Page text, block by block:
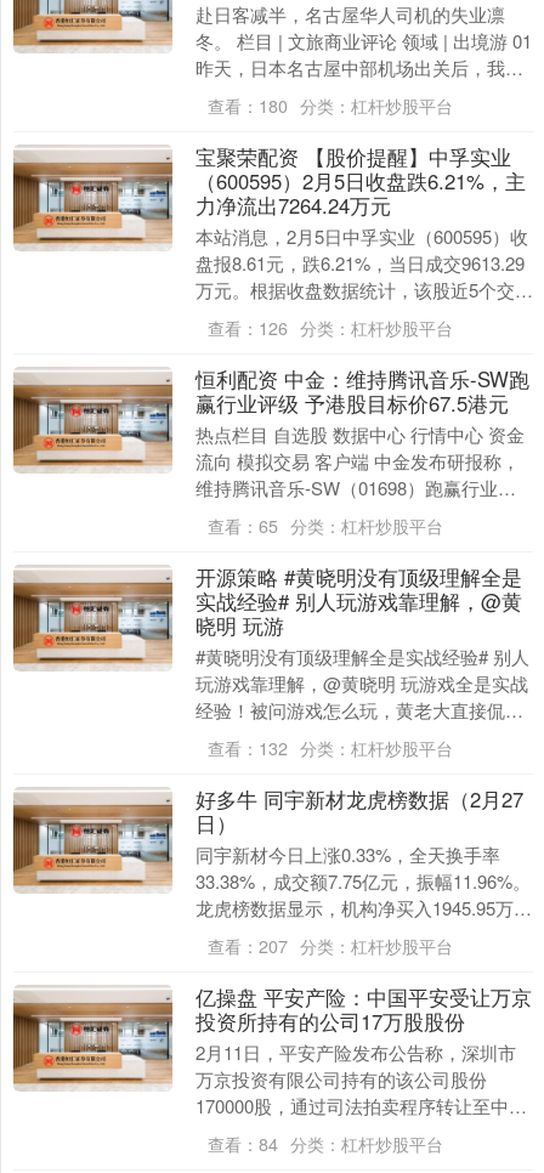
赴日客减半，名古屋华人司机的失业凛
冬。 栏目 | 文旅商业评论 领域 | 出境游 01
昨天，日本名古屋中部机场出关后，我在
接机人群里扫了好几圈，才认出司机林
桑。....
查看： 180 分类： 杠杆炒股平台
宝聚荣配资 【股价提醒】中孚实业
（600595）2月5日收盘跌6.21%，主
力净流出7264.24万元
本站消息，2月5日中孚实业（600595）收
盘报8.61元，跌6.21%，当日成交9613.29
万元。根据收盘数据统计，该股近5个交易
日中有3日跌幅超5%。前1....
查看： 126 分类： 杠杆炒股平台
恒利配资 中金：维持腾讯音乐-SW跑
赢行业评级 予港股目标价67.5港元
热点栏目 自选股 数据中心 行情中心 资金
流向 模拟交易 客户端 中金发布研报称，
维持腾讯音乐-SW（01698）跑赢行业评
级，予港股目标价67.5港元，对应2....
查看： 65 分类： 杠杆炒股平台
开源策略 #黄晓明没有顶级理解全是
实战经验# 别人玩游戏靠理解，@黄
晓明 玩游
#黄晓明没有顶级理解全是实战经验# 别人
玩游戏靠理解，@黄晓明 玩游戏全是实战
经验！被问游戏怎么玩，黄老大直接侃侃
而谈，各种游戏玩法张口就来，全是游戏
套路，黄子....
查看： 132 分类： 杠杆炒股平台
好多牛 同宇新材龙虎榜数据（2月27
日）
同宇新材今日上涨0.33%，全天换手率
33.38%，成交额7.75亿元，振幅11.96%。
龙虎榜数据显示，机构净买入1945.95万
元，深股通净卖出1647.3....
查看： 207 分类： 杠杆炒股平台
亿操盘 平安产险：中国平安受让万京
投资所持有的公司17万股股份
2月11日，平安产险发布公告称，深圳市
万京投资有限公司持有的该公司股份
170000股，通过司法拍卖程序转让至中国
平安保险（集团）股份有限公司。该部分
股份占平安产....
查看： 84 分类： 杠杆炒股平台